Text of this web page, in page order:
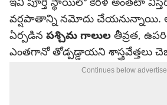
ఇవి పూర్తి స్థాయిలో కేరళ అంతటా
వర్షపాతాన్ని నమోదు చేయనున్నాయి.
ఏర్పడిన పశ్చిమ గాలుల తీవ్రత,
ఎంతగానో తోడ్పడ్డాయని శాస్త్రవేత్తలు
Continues below